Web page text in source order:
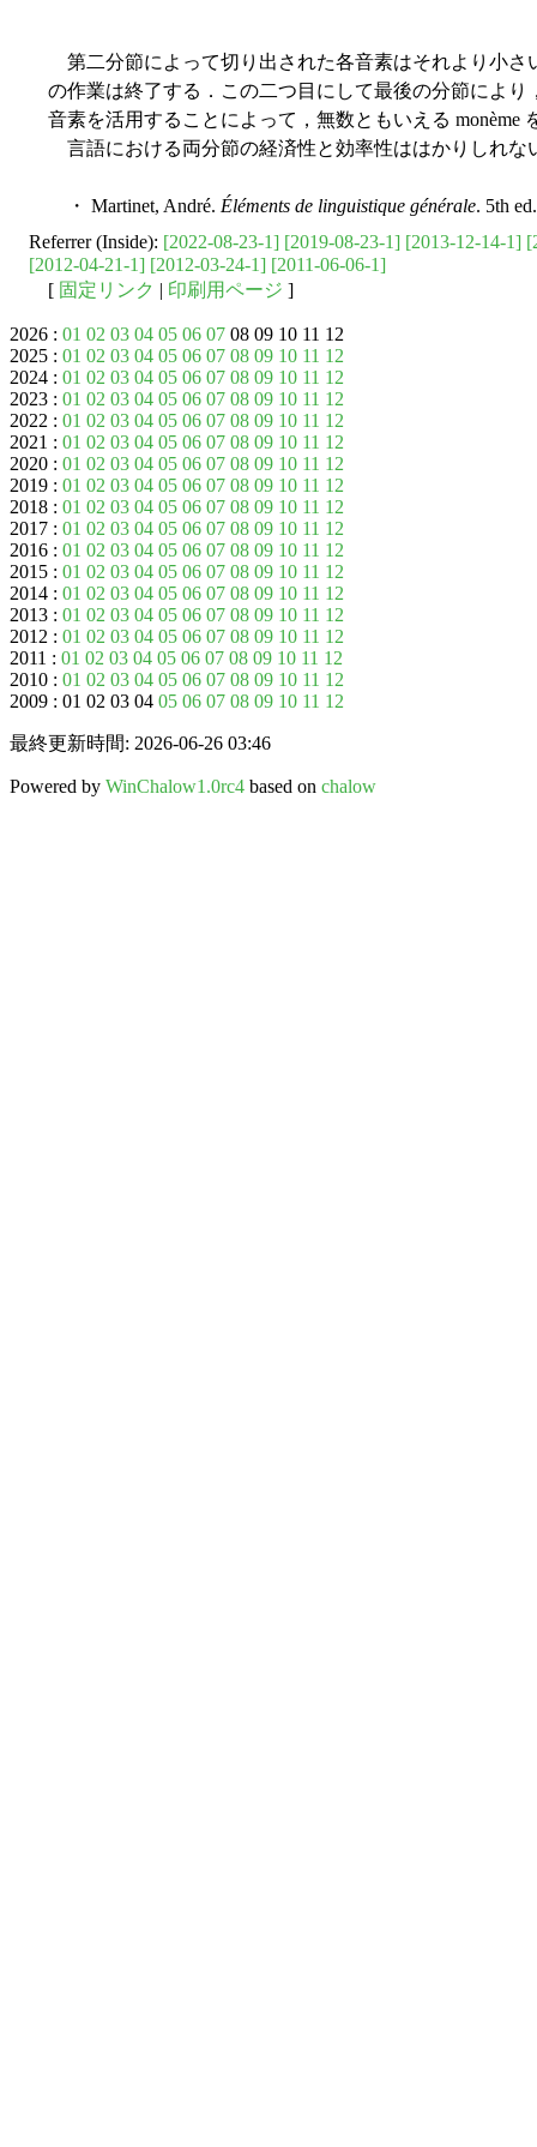
第二分節によって切り出された各音素はそれより小さ
の作業は終了する．この二つ目にして最後の分節により
音素を活用することによって，無数ともいえる monème
言語における両分節の経済性と効率性ははかりしれな
・ Martinet, André. Éléments de linguistique générale. 5th
Referrer (Inside): [2022-08-23-1] [2019-08-23-1] [2013-12-14-1]
[2012-04-21-1] [2012-03-24-1] [2011-06-06-1]
[ 固定リンク | 印刷用ページ ]
2026 : 01 02 03 04 05 06 07 08 09 10 11 12
2025 : 01 02 03 04 05 06 07 08 09 10 11 12
2024 : 01 02 03 04 05 06 07 08 09 10 11 12
2023 : 01 02 03 04 05 06 07 08 09 10 11 12
2022 : 01 02 03 04 05 06 07 08 09 10 11 12
2021 : 01 02 03 04 05 06 07 08 09 10 11 12
2020 : 01 02 03 04 05 06 07 08 09 10 11 12
2019 : 01 02 03 04 05 06 07 08 09 10 11 12
2018 : 01 02 03 04 05 06 07 08 09 10 11 12
2017 : 01 02 03 04 05 06 07 08 09 10 11 12
2016 : 01 02 03 04 05 06 07 08 09 10 11 12
2015 : 01 02 03 04 05 06 07 08 09 10 11 12
2014 : 01 02 03 04 05 06 07 08 09 10 11 12
2013 : 01 02 03 04 05 06 07 08 09 10 11 12
2012 : 01 02 03 04 05 06 07 08 09 10 11 12
2011 : 01 02 03 04 05 06 07 08 09 10 11 12
2010 : 01 02 03 04 05 06 07 08 09 10 11 12
2009 : 01 02 03 04 05 06 07 08 09 10 11 12
最終更新時間: 2026-06-26 03:46
Powered by WinChalow1.0rc4 based on chalow